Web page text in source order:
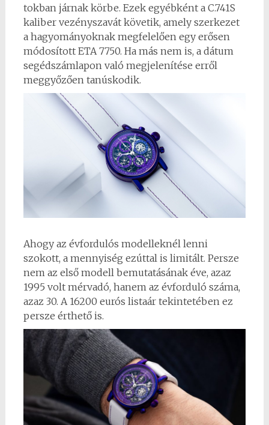
tokban járnak körbe. Ezek egyébként a C.741S
kaliber vezényszavát követik, amely szerkezet
a hagyományoknak megfelelően egy erősen
módosított ETA 7750. Ha más nem is, a dátum
segédszámlapon való megjelenítése erről
meggyőzően tanúskodik.
Ahogy az évfordulós modelleknél lenni
szokott, a mennyiség ezúttal is limitált. Persze
nem az első modell bemutatásának éve, azaz
1995 volt mérvadó, hanem az évforduló száma,
azaz 30. A 16200 eurós listaár tekintetében ez
persze érthető is.